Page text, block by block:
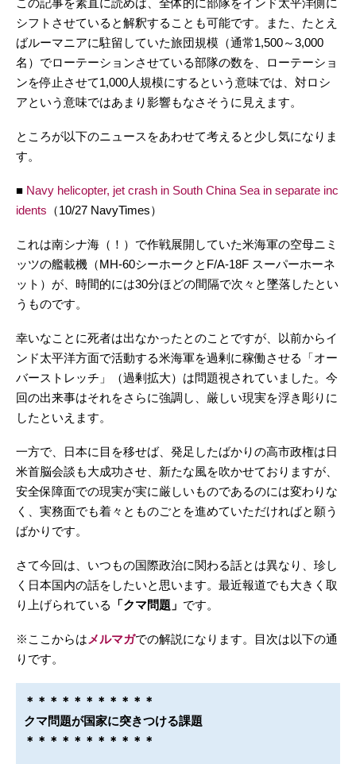
シフトさせていると解釈することも可能です。また、たとえ
ばルーマニアに駐留していた旅団規模（通常1,500～3,000
名）でローテーションさせている部隊の数を、ローテーショ
ンを停止させて1,000人規模にするという意味では、対ロシ
アという意味ではあまり影響もなさそうに見えます。
ところが以下のニュースをあわせて考えると少し気になりま
す。
■ Navy helicopter, jet crash in South China Sea in separate inc
idents （10/27 NavyTimes）
これは南シナ海（！）で作戦展開していた米海軍の空母ニミ
ッツの艦載機（MH-60シーホークとF/A‑18F スーパーホーネ
ット）が、時間的には30分ほどの間隔で次々と墜落したとい
うものです。
幸いなことに死者は出なかったとのことですが、以前からイ
ンド太平洋方面で活動する米海軍を過剰に稼働させる「オー
バーストレッチ」（過剰拡大）は問題視されていました。今
回の出来事はそれをさらに強調し、厳しい現実を浮き彫りに
したといえます。
一方で、日本に目を移せば、発足したばかりの高市政権は日
米首脳会談も大成功させ、新たな風を吹かせておりますが、
安全保障面での現実が実に厳しいものであるのには変わりな
く、実務面でも着々とものごとを進めていただければと願う
ばかりです。
さて今回は、いつもの国際政治に関わる話とは異なり、珍し
く日本国内の話をしたいと思います。最近報道でも大きく取
り上げられている
「クマ問題」 です。
※ここからは メルマガでの解説になります。目次は以下の通
りです。
＊＊＊＊＊＊＊＊＊＊＊
クマ問題が国家に突きつける課題
＊＊＊＊＊＊＊＊＊＊＊